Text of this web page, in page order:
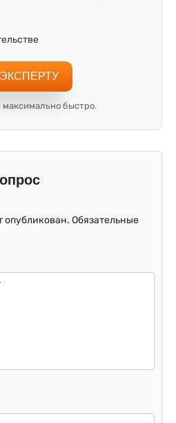
максимально быстро.
опубликован. Обязательные